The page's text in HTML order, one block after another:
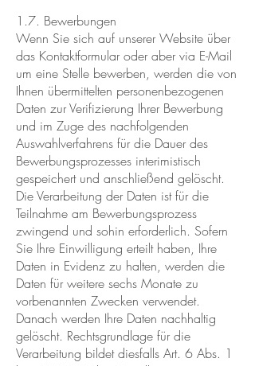
1.7. Bewerbungen
Wenn Sie sich auf unserer Website über
das Kontaktformular oder aber via E-Mail
um eine Stelle bewerben, werden die von
Ihnen übermittelten personenbezogenen
Daten zur Verifizierung Ihrer Bewerbung
und im Zuge des nachfolgenden
Auswahlverfahrens für die Dauer des
Bewerbungsprozesses interimistisch
gespeichert und anschließend gelöscht.
Die Verarbeitung der Daten ist für die
Teilnahme am Bewerbungsprozess
zwingend und sohin erforderlich. Sofern
Sie Ihre Einwilligung erteilt haben, Ihre
Daten in Evidenz zu halten, werden die
Daten für weitere sechs Monate zu
vorbenannten Zwecken verwendet.
Danach werden Ihre Daten nachhaltig
gelöscht. Rechtsgrundlage für die
Verarbeitung bildet diesfalls Art. 6 Abs. 1